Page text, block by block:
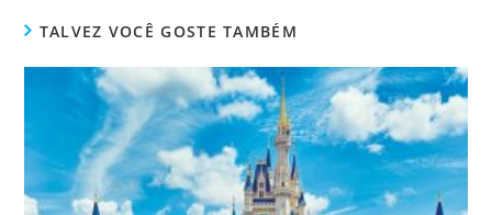
TALVEZ VOCÊ GOSTE TAMBÉM